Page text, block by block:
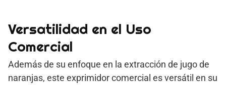
Versatilidad en el Uso
Comercial
Además de su enfoque en la extracción de jugo de
naranjas, este exprimidor comercial es versátil en su